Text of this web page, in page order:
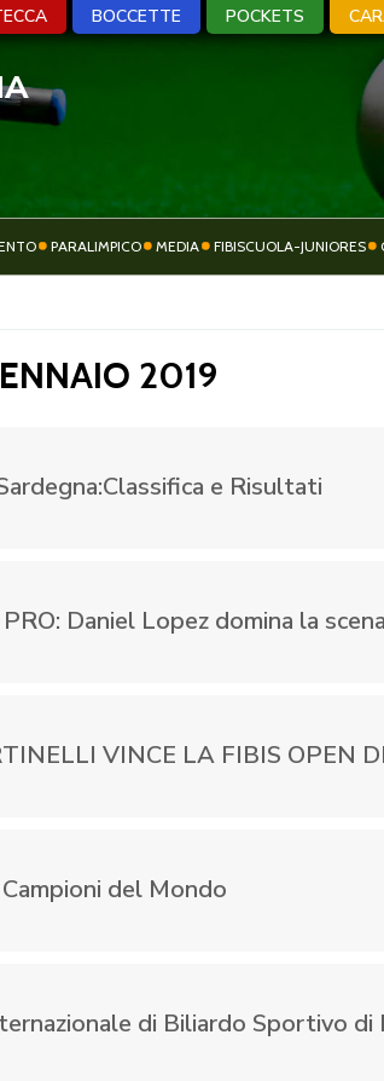
BOCCETTE
Sito Feed rss Iscriviti alla
BOCCETTE POCKETS
PARALIMPICO MEDIA FIBISCUOLA-JUNIORES
2019
e Risultati
Daniel Lopez domina la scena
VINCE LA FIBIS OPEN
del Mondo
di Biliardo Sportivo